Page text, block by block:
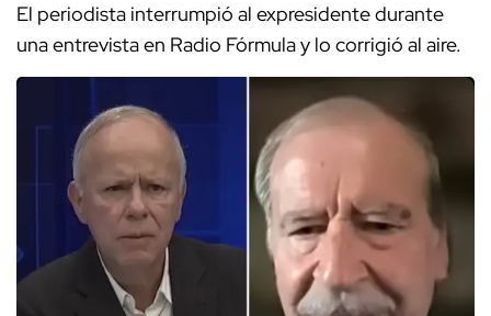
El periodista interrumpió al expresidente durante
una entrevista en Radio Fórmula y lo corrigió al aire.